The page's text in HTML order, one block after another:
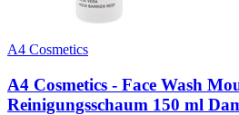
A4 Cosmetics
A4 Cosmetics - Face Wash
Reinigungsschaum 150 ml